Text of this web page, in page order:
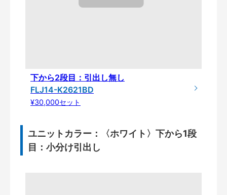
下から2段目：引出し無し
FLJ14-K2621BD
¥30,000セット
ユニットカラー：〈ホワイト〉下から1段
目：小分け引出し